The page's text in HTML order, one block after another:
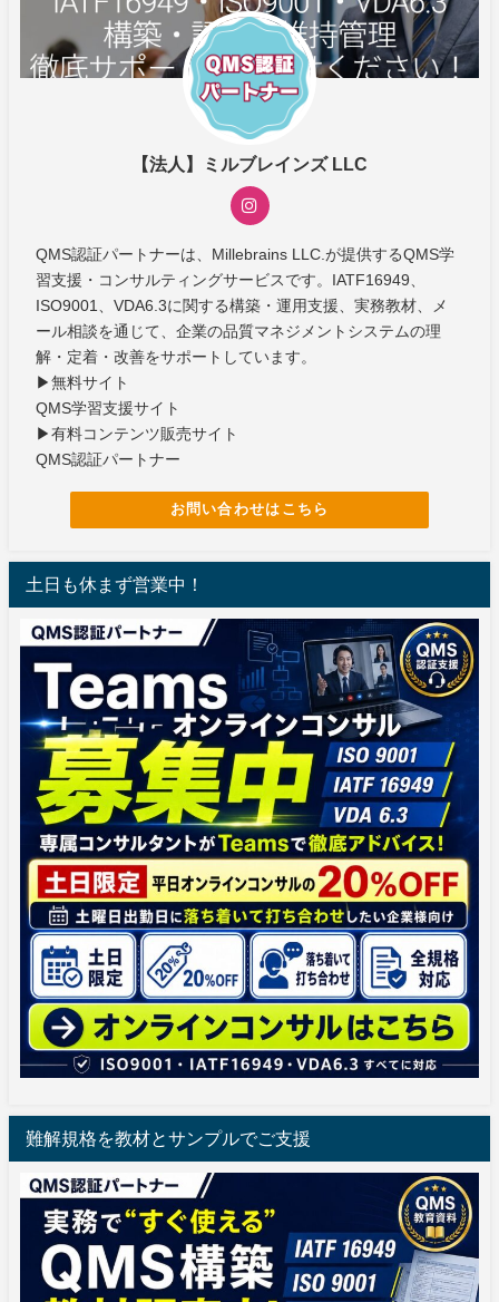
【法人】ミルブレインズ LLC
QMS認証パートナーは、Millebrains LLC.が提供するQMS学
習支援・コンサルティングサービスです。IATF16949、
ISO9001、VDA6.3に関する構築・運用支援、実務教材、メ
ール相談を通じて、企業の品質マネジメントシステムの理
解・定着・改善をサポートしています。
▶無料サイト
QMS学習支援サイト
▶有料コンテンツ販売サイト
QMS認証パートナー
お問い合わせはこちら
土日も休まず営業中！
難解規格を教材とサンプルでご支援